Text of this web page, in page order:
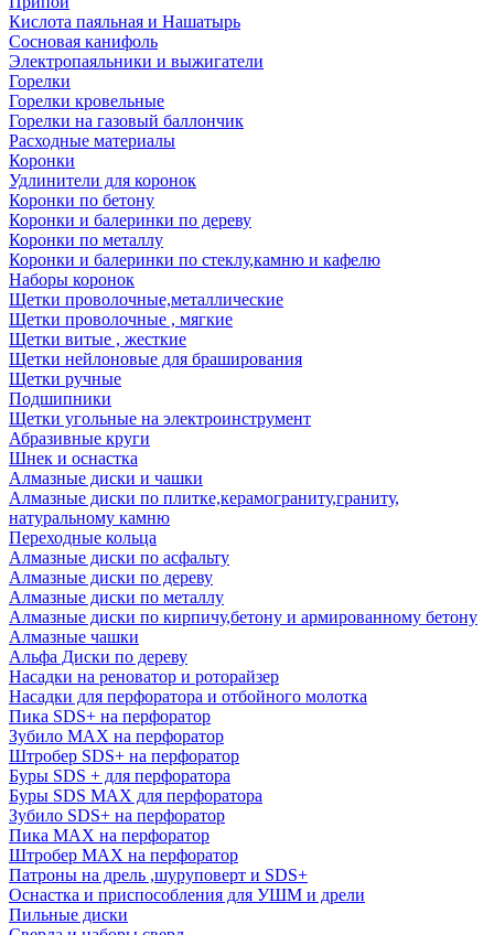
Кислота паяльная и Нашатырь
Сосновая канифоль
Электропаяльники и выжигатели
Горелки
Горелки кровельные
Горелки на газовый баллончик
Расходные материалы
Коронки
Удлинители для коронок
Коронки по бетону
Коронки и балеринки по дереву
Коронки по металлу
Коронки и балеринки по стеклу,камню и кафелю
Наборы коронок
Щетки проволочные,металлические
Щетки проволочные , мягкие
Щетки витые , жесткие
Щетки нейлоновые для браширования
Щетки ручные
Подшипники
Щетки угольные на электроинструмент
Абразивные круги
Шнек и оснастка
Алмазные диски и чашки
Алмазные диски по плитке,керамограниту,граниту,
натуральному камню
Переходные кольца
Алмазные диски по асфальту
Алмазные диски по дереву
Алмазные диски по металлу
Алмазные диски по кирпичу,бетону и армированному бетону
Алмазные чашки
Альфа Диски по дереву
Насадки на реноватор и роторайзер
Насадки для перфоратора и отбойного молотка
Пика SDS+ на перфоратор
Зубило MAX на перфоратор
Штробер SDS+ на перфоратор
Буры SDS + для перфоратора
Буры SDS MAX для перфоратора
Зубило SDS+ на перфоратор
Пика MAX на перфоратор
Штробер MAX на перфоратор
Патроны на дрель ,шуруповерт и SDS+
Оснастка и приспособления для УШМ и дрели
Пильные диски